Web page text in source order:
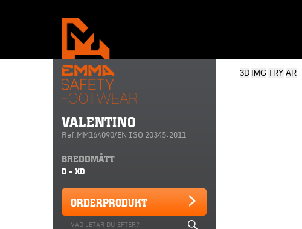
VALENTINO
Ref.MM164090/EN ISO 20345:2011
BREDDMÅTT
D - XD
ORDERPRODUKT
3D IMG TRY AR